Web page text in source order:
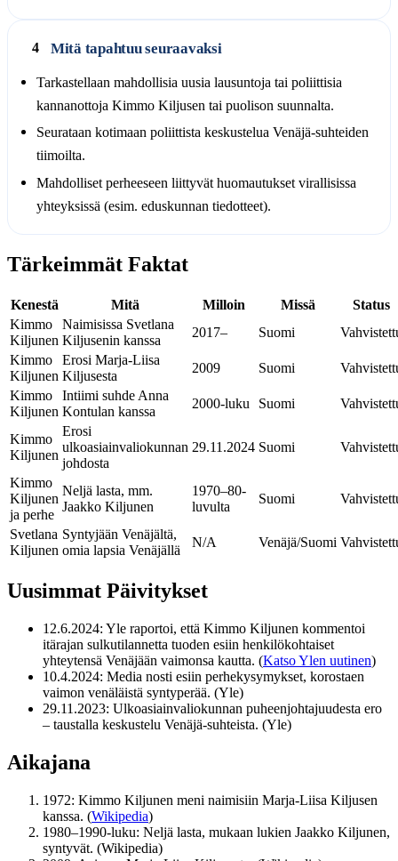
4 Mitä tapahtuu seuraavaksi
Tarkastellaan mahdollisia uusia lausuntoja tai poliittisia
kannanottoja Kimmo Kiljusen tai puolison suunnalta.
Seurataan kotimaan poliittista keskustelua Venäjä-suhteiden
tiimoilta.
Mahdolliset perheeseen liittyvät huomautukset virallisissa
yhteyksissä (esim. eduskunnan tiedotteet).
Tärkeimmät Faktat
Kenestä Mitä Milloin Missä
Status
Kimmo
Kiljunen
Naimisissa Svetlana
Kiljusenin kanssa
2017– Suomi
Kimmo
Kiljunen
Erosi Marja-Liisa
Kiljusesta
2009 Suomi
Kimmo
Kiljunen
Intiimi suhde Anna
Kontulan kanssa
2000-luku Suomi
Kimmo
Kiljunen
Erosi
ulkoasiainvaliokunnan
johdosta
29.11.2024 Suomi
Kimmo
Kiljunen
ja perhe
Neljä lasta, mm.
Jaakko Kiljunen
1970–80-
luvulta
Suomi
Svetlana
Kiljunen
Syntyjään Venäjältä,
omia lapsia Venäjällä
N/A Venäjä/Suomi
Uusimmat Päivitykset
12.6.2024: Yle raportoi, että Kimmo Kiljunen kommentoi
itärajan sulkutilannetta tuoden esiin henkilökohtaiset
yhteytensä Venäjään vaimonsa kautta. (Katso Ylen uutinen)
10.4.2024: Media nosti esiin perhekysymykset, korostaen
vaimon venäläistä syntyperää. (Yle)
29.11.2023: Ulkoasiainvaliokunnan puheenjohtajuudesta ero
– taustalla keskustelu Venäjä-suhteista. (Yle)
Aikajana
1972: Kimmo Kiljunen meni naimisiin Marja-Liisa Kiljusen
kanssa. (Wikipedia)
1980–1990-luku: Neljä lasta, mukaan lukien Jaakko Kiljunen,
syntyvät. (Wikipedia)